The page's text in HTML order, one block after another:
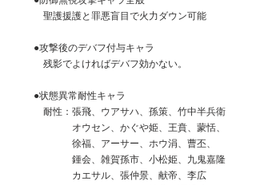
聖護援護と罪悪盲目で火力ダウン可能
●攻撃後のデバフ付与キャラ
残影でよければデバフ効かない。
●状態異常耐性キャラ
耐性：張飛、ウアサハ、孫策、竹中半兵衛
オウセン、かぐや姫、王賁、蒙恬、
徐福、アーサー、ホウ涓、曹丕、
鍾会、雑賀孫市、小松姫、九鬼嘉隆
カエサル、張仲景、献帝、李広